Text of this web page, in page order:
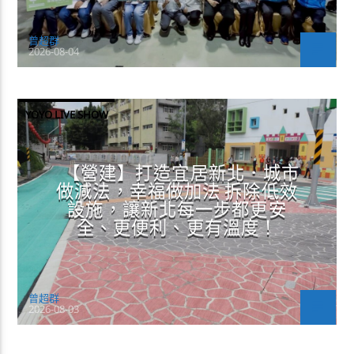
曾超群
2026-08-04
YOYO LIVE SHOW
【營建】打造宜居新北．城市
做減法，幸福做加法 拆除低效
設施，讓新北每一步都更安
全、更便利、更有溫度！
曾超群
2026-08-03